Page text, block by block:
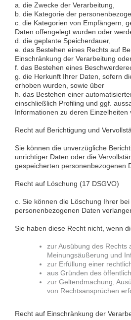
a. die Zwecke der Verarbeitung,
b. die Kategorie der
c. die Kategorien von Empfängern,
Daten offengelegt wurden oder
d. die geplante Speicherdauer,
e. das Bestehen eines Rechts auf
Einschränkung der Verarbeitung
f. das Bestehen eines
g. die Herkunft Ihrer Daten, sofern
erhoben wurden, sowie über
h. das Bestehen einer
einschließlich Profiling und ggf.
Informationen zu deren Einzelheiten
Recht auf Berichtigung und
Sie können die unverzügliche
unrichtiger Daten oder die
gespeicherten personenbezogenen
Recht auf Löschung (17 DSGVO)
c. Sie können die Löschung Ihrer
personenbezogenen Daten
Sie haben diese Recht nicht, wenn
zur Ausübung des Rechts
Meinungsäußerung und
zur Erfüllung einer
aus Gründen des
zur Geltendmachung,
von Rechtsansprüchen
Recht auf Einschränkung der